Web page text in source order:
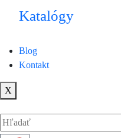
Katalógy
Blog
Kontakt
X